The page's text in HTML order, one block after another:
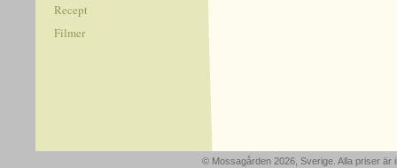
Recept
Filmer
© Mossagården 2026, Sverige. Alla priser